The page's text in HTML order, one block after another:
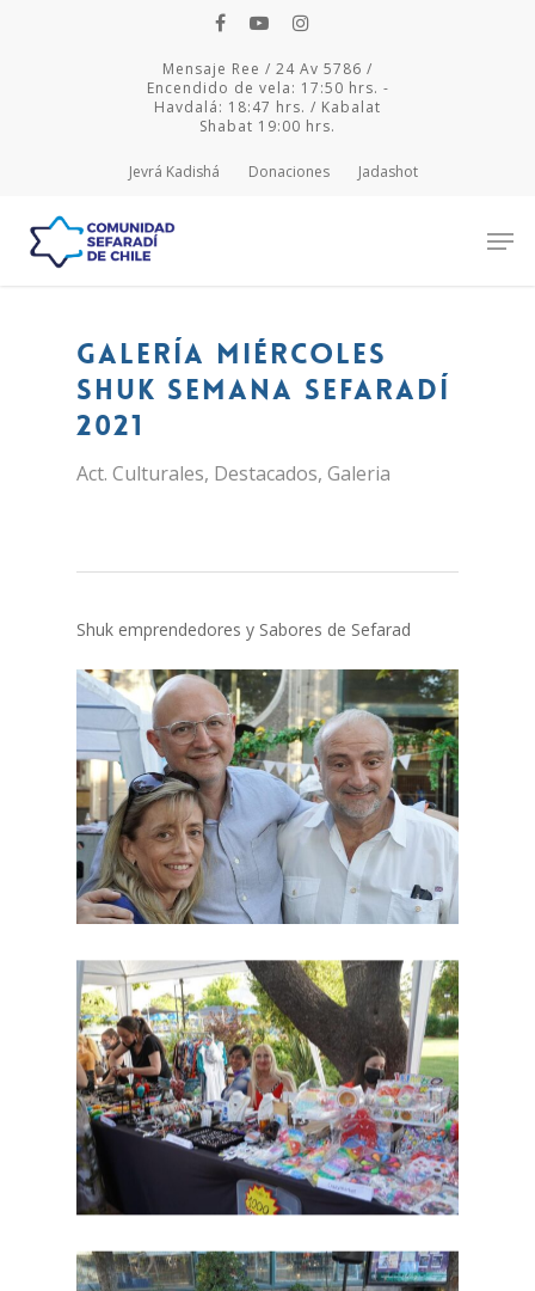
Mensaje Ree / 24 Av 5786 /
Encendido de vela: 17:50 hrs. -
Havdalá: 18:47 hrs. / Kabalat
Shabat 19:00 hrs.
Jevrá Kadishá Donaciones Jadashot
Hit enter to search or ESC to close
Galería Miércoles
Shuk Semana Sefaradí
2021
Act. Culturales, Destacados, Galeria
Shuk emprendedores y Sabores de Sefarad